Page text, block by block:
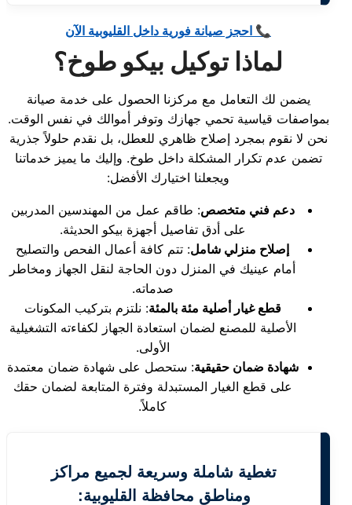
📞 احجز صيانة فورية داخل القليوبية الآن
لماذا توكيل بيكو طوخ؟
يضمن لك التعامل مع مركزنا الحصول على خدمة صيانة
بمواصفات قياسية تحمي جهازك وتوفر أموالك في نفس الوقت.
نحن لا نقوم بمجرد إصلاح ظاهري للعطل، بل نقدم حلولاً جذرية
تضمن عدم تكرار المشكلة داخل طوخ. وإليك ما يميز خدماتنا
ويجعلنا اختيارك الأفضل:
دعم فني متخصص: طاقم عمل من المهندسين المدربين
على أدق تفاصيل أجهزة بيكو الحديثة.
إصلاح منزلي شامل: تتم كافة أعمال الفحص والتصليح
أمام عينيك في المنزل دون الحاجة لنقل الجهاز ومخاطر
صدماته.
قطع غيار أصلية مئة بالمئة: نلتزم بتركيب المكونات
الأصلية للمصنع لضمان استعادة الجهاز لكفاءته التشغيلية
الأولى.
شهادة ضمان حقيقية: ستحصل على شهادة ضمان معتمدة
على قطع الغيار المستبدلة وفترة المتابعة لضمان حقك
كاملاً.
تغطية شاملة وسريعة لجميع مراكز
ومناطق محافظة القليوبية: